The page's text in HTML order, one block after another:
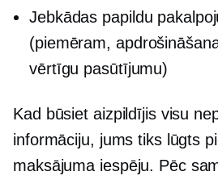
Jebkādas papildu
(piemēram,
vērtīgu pasūtījumu)
Kad būsiet aizpildījis visu
informāciju, jums tiks lūgts
maksājuma iespēju. Pēc